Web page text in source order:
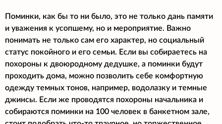
Поминки, как бы то ни было, это не только дань памяти
и уважения к усопшему, но и мероприятие. Важно
понимать не только сам его характер, но социальный
статус покойного и его семьи. Если вы собираетесь на
похороны к двоюродному дедушке, а поминки будут
проходить дома, можно позволить себе комфортную
одежду темных тонов, например, водолазку и темные
джинсы. Если же проводятся похороны начальника и
собираются поминки на 100 человек в банкетном зале,